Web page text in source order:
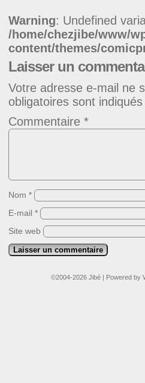
Warning: Undefined
/home/chezjibe/www/
content/themes/
Laisser un
Votre adresse e-mail ne
obligatoires sont
Commentaire *
Nom *
E-mail *
Site web
©2004-2026 Jibé | Powered by